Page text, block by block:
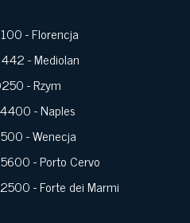
- Florencja
- Mediolan
- Rzym
- Naples
- Wenecja
- Porto Cervo
- Forte dei Marmi